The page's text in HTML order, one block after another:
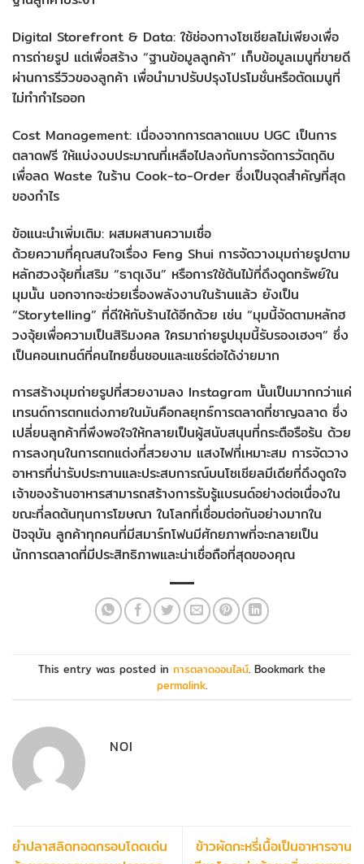
Digital Storefront & Data: ใช้ช่องทางโซเชียลไม่เพียงเพื่อ
การถ่ายรูป แต่เพื่อสร้าง “ฐานข้อมูลลูกค้า” เก็บข้อมูลเมนูที่ขายดี
ผ่านการรีวิวของลูกค้า เพื่อนำมาปรับปรุงโปรโมชั่นหรือตัดเมนูที่
ไม่ทำกำไรออก
Cost Management: เนื่องจากการตลาดแบบ UGC เป็นการ
ตลาดฟรี ให้แบ่งงบประมาณที่เหลือไปลงกับการจัดการวัตถุดิบ
เพื่อลด Waste ในร้าน Cook-to-Order ซึ่งเป็นจุดสำคัญที่สุด
ของกำไร
ข้อแนะนำเพิ่มเติม: ผสมผสานความเชื่อ
ด้วยความที่คุณสนใจเรื่อง Feng Shui การจัดวางมุมถ่ายรูปตาม
หลักฮวงจุ้ยที่เสริม “ธาตุเงิน” หรือการใช้ต้นไม้ที่ดึงดูดทรัพย์ใน
มุมนั้น นอกจากจะช่วยเรื่องพลังงานในร้านแล้ว ยังเป็น
“Storytelling” ที่ดีให้กับร้านได้อีกด้วย เช่น “มุมนี้จัดตามหลักฮ
วงจุ้ยเพื่อความเป็นสิริมงคล ใครมาถ่ายรูปมุมนี้รับรองเฮงๆ” ซึ่ง
เป็นคอนเทนต์ที่คนไทยชื่นชอบและแชร์ต่อได้ง่ายมาก
การสร้างมุมถ่ายรูปที่สวยงามลง Instagram นั้นเป็นมากกว่าแค่
เทรนด์การตกแต่งภายในมันคือกลยุทธ์การตลาดที่ชาญฉลาด ซึ่ง
เปลี่ยนลูกค้าที่พึงพอใจให้กลายเป็นผู้สนับสนุนที่กระตือรือร้น ด้วย
การลงทุนในการตกแต่งที่สวยงาม แสงไฟที่เหมาะสม การจัดวาง
อาหารที่น่ารับประทานและประสบการณ์บนโซเชียลมีเดียที่ดึงดูดใจ
เจ้าของร้านอาหารสามารถสร้างการรับรู้แบรนด์อย่างต่อเนื่องใน
ขณะที่ลดต้นทุนการโฆษณา ในโลกที่เชื่อมต่อกันอย่างมากใน
ปัจจุบัน ลูกค้าทุกคนที่มีสมาร์ทโฟนมีศักยภาพที่จะกลายเป็น
นักการตลาดที่มีประสิทธิภาพและน่าเชื่อถือที่สุดของคุณ
This entry was posted in การตลาดออนไลน์. Bookmark the
permalink.
NOI
ยำปลาสลิดทอดกรอบโดดเด่น
ข้าวผัดกะหรี่เนื้อเป็นอาหารจาน